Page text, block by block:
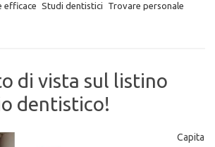
efficace Studi dentistici
Trovare personale
di vista sul listino
dentistico!
Capita